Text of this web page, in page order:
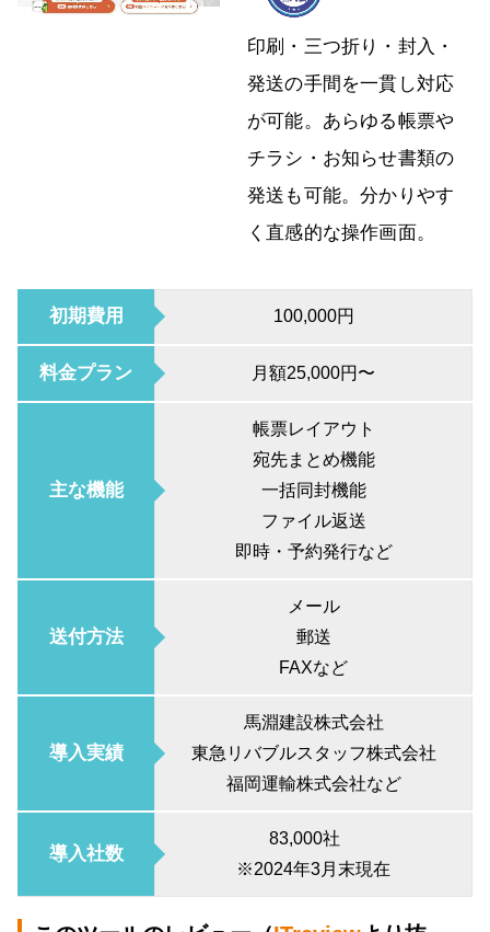
印刷・三つ折り・封入・
発送の手間を一貫し対応
が可能。あらゆる帳票や
チラシ・お知らせ書類の
発送も可能。分かりやす
く直感的な操作画面。
初期費用 100,000円
料金プラン 月額25,000円〜
主な機能
帳票レイアウト
宛先まとめ機能
一括同封機能
ファイル返送
即時・予約発行など
送付方法
メール
郵送
FAXなど
導入実績
馬淵建設株式会社
東急リバブルスタッフ株式会社
福岡運輸株式会社など
導入社数
83,000社
※2024年3月末現在